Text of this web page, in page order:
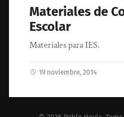
Materiales de
Escolar
Materiales para IES.
19 noviembre, 2014